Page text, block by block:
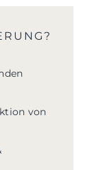
von